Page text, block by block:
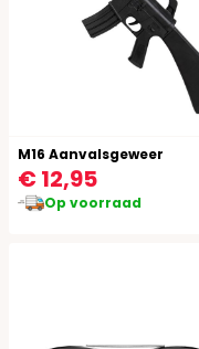
M16 Aanvalsgeweer
€ 12,95
Op voorraad